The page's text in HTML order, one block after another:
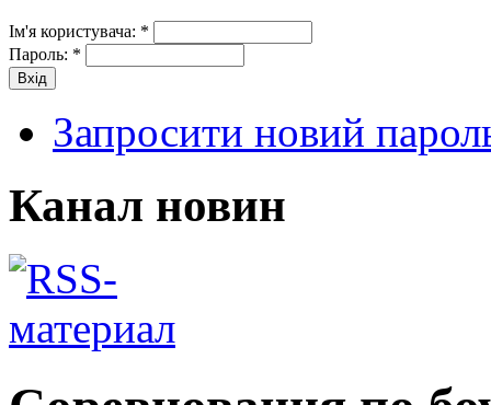
Ім'я користувача: *
Пароль: *
Запросити новий
Канал новин